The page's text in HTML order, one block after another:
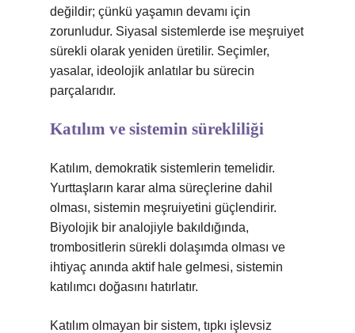
değildir; çünkü yaşamın devamı için
zorunludur. Siyasal sistemlerde ise meşruiyet
sürekli olarak yeniden üretilir. Seçimler,
yasalar, ideolojik anlatılar bu sürecin
parçalarıdır.
Katılım ve sistemin sürekliliği
Katılım, demokratik sistemlerin temelidir.
Yurttaşların karar alma süreçlerine dahil
olması, sistemin meşruiyetini güçlendirir.
Biyolojik bir analojiyle bakıldığında,
trombositlerin sürekli dolaşımda olması ve
ihtiyaç anında aktif hale gelmesi, sistemin
katılımcı doğasını hatırlatır.
Katılım olmayan bir sistem, tıpkı işlevsiz